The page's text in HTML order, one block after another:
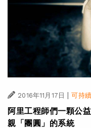
2016年11月17日 | 可持
阿里工程師們一顆公
親「團圓」的系統